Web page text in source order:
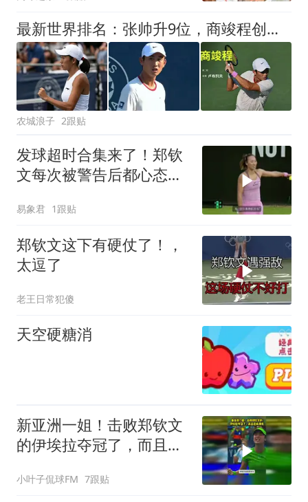
最新世界排名：张帅升9位，商竣程创造历史飙升57位，郑钦文第119
农城浪子 2跟贴
发球超时合集来了！郑钦
文每次被警告后都心态崩
易象君 1跟贴
郑钦文这下有硬仗了！，
太逗了
老王日常犯傻
天空硬糖消
新亚洲一姐！击败郑钦文
的伊埃拉夺冠了，而且还
小叶子侃球FM 7跟贴